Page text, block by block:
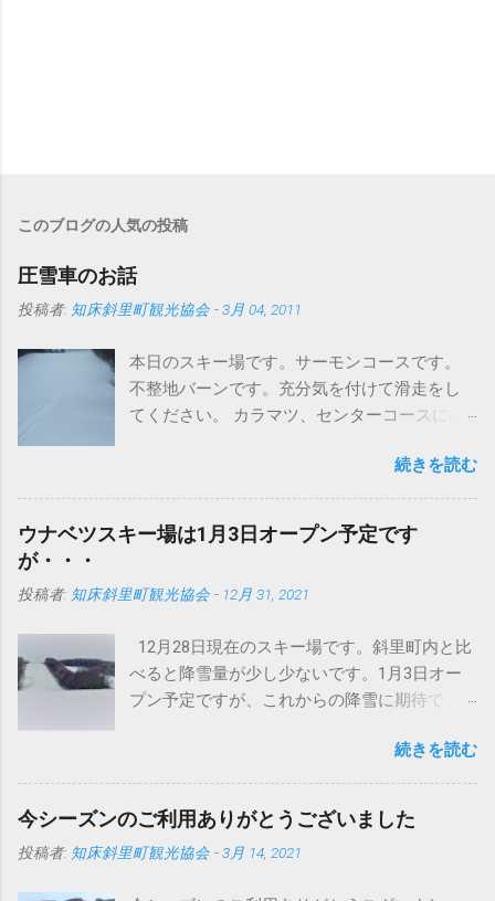
このブログの人気の投稿
圧雪車のお話
投稿者: 知床斜里町観光協会 -3月 04, 2011
本日のスキー場です。サーモンコースです。
不整地バーンです。充分気を付けて滑走をし
てください。 カラマツ、センターコースには
写真をどうぞ タイヤが地形に合わせて滑らか
に動いています。おかげでドンという振動が
なくなりました。 今までは、登ったら車体ご
と空に向かって、頂点から今度は地面にドン
います。しっかり接地面をとらえてるという
のメーカーもこんなの当たり前かもしれませ
んが・・・ このブログで何回か紹介していま
すが、イタリアプリノート社製バイソンＸ
はウシ科バイソン属の大形の野牛で、肩が盛
り上がり頭は巨大。ヨーロッパバイソンと、
これよりやや大形でバッファローともよばれ
たがって直訳すると野牛Ｘです。（メーカー
続きを読む
ウナベツスキー場は1月3日オープン予定です
が・・・
投稿者: 知床斜里町観光協会 - 12月 31, 2021
12月28日現在のスキー場です。斜里町内と比
べると降雪量が少し少ないです。1月3日オー
プン予定ですが、これからの降雪に期待で
る可能性もございます。 スキー場の営業状況
は今後、 公式ツイッター にて発信します。今
シーズンもよろしくお願いします。
https://twitter.com/unabetsu_ski
続きを読む
今シーズンのご利用ありがとうございました
投稿者: 知床斜里町観光協会 -3月 14, 2021